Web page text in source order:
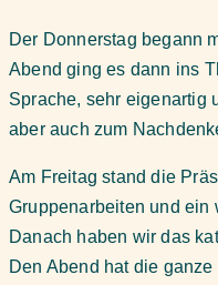
Der Donnerstag begann
Abend ging es dann ins
Sprache, sehr eigenartig
aber auch zum
Am Freitag stand die
Gruppenarbeiten und ein
Danach haben wir das
Den Abend hat die